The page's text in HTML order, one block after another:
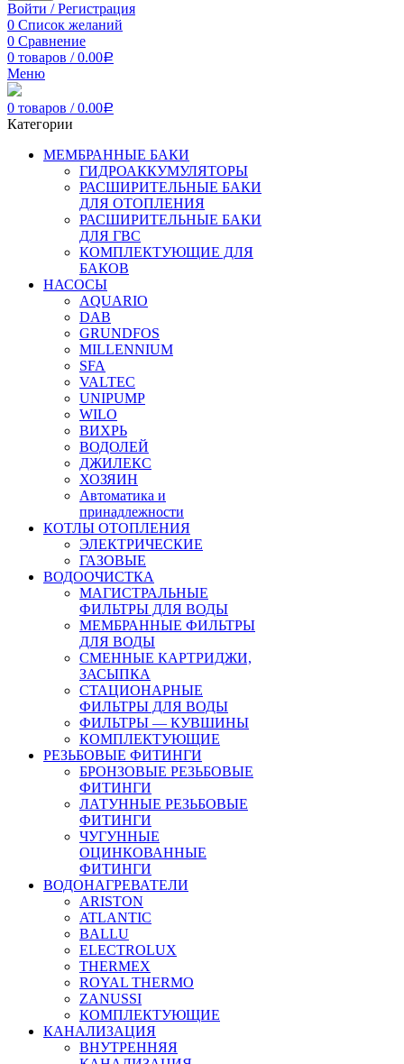
Войти / Регистрация
0 Список желаний
0 Сравнение
0 товаров / 0.00Р
Меню
0 товаров / 0.00Р
Категории
МЕМБРАННЫЕ БАКИ
ГИДРОАККУМУЛЯТОРЫ
РАСШИРИТЕЛЬНЫЕ БАКИ
ДЛЯ ОТОПЛЕНИЯ
РАСШИРИТЕЛЬНЫЕ БАКИ
ДЛЯ ГВС
КОМПЛЕКТУЮЩИЕ ДЛЯ
БАКОВ
НАСОСЫ
AQUARIO
DAB
GRUNDFOS
MILLENNIUM
SFA
VALTEC
UNIPUMP
WILO
ВИХРЬ
ВОДОЛЕЙ
ДЖИЛЕКС
ХОЗЯИН
Автоматика и
принадлежности
КОТЛЫ ОТОПЛЕНИЯ
ЭЛЕКТРИЧЕСКИЕ
ГАЗОВЫЕ
ВОДООЧИСТКА
МАГИСТРАЛЬНЫЕ
ФИЛЬТРЫ ДЛЯ ВОДЫ
МЕМБРАННЫЕ ФИЛЬТРЫ
ДЛЯ ВОДЫ
СМЕННЫЕ КАРТРИДЖИ,
ЗАСЫПКА
СТАЦИОНАРНЫЕ
ФИЛЬТРЫ ДЛЯ ВОДЫ
ФИЛЬТРЫ — КУВШИНЫ
КОМПЛЕКТУЮЩИЕ
РЕЗЬБОВЫЕ ФИТИНГИ
БРОНЗОВЫЕ РЕЗЬБОВЫЕ
ФИТИНГИ
ЛАТУННЫЕ РЕЗЬБОВЫЕ
ФИТИНГИ
ЧУГУННЫЕ
ОЦИНКОВАННЫЕ
ФИТИНГИ
ВОДОНАГРЕВАТЕЛИ
ARISTON
ATLANTIC
BALLU
ELECTROLUX
THERMEX
ROYAL THERMO
ZANUSSI
КОМПЛЕКТУЮЩИЕ
КАНАЛИЗАЦИЯ
ВНУТРЕННЯЯ